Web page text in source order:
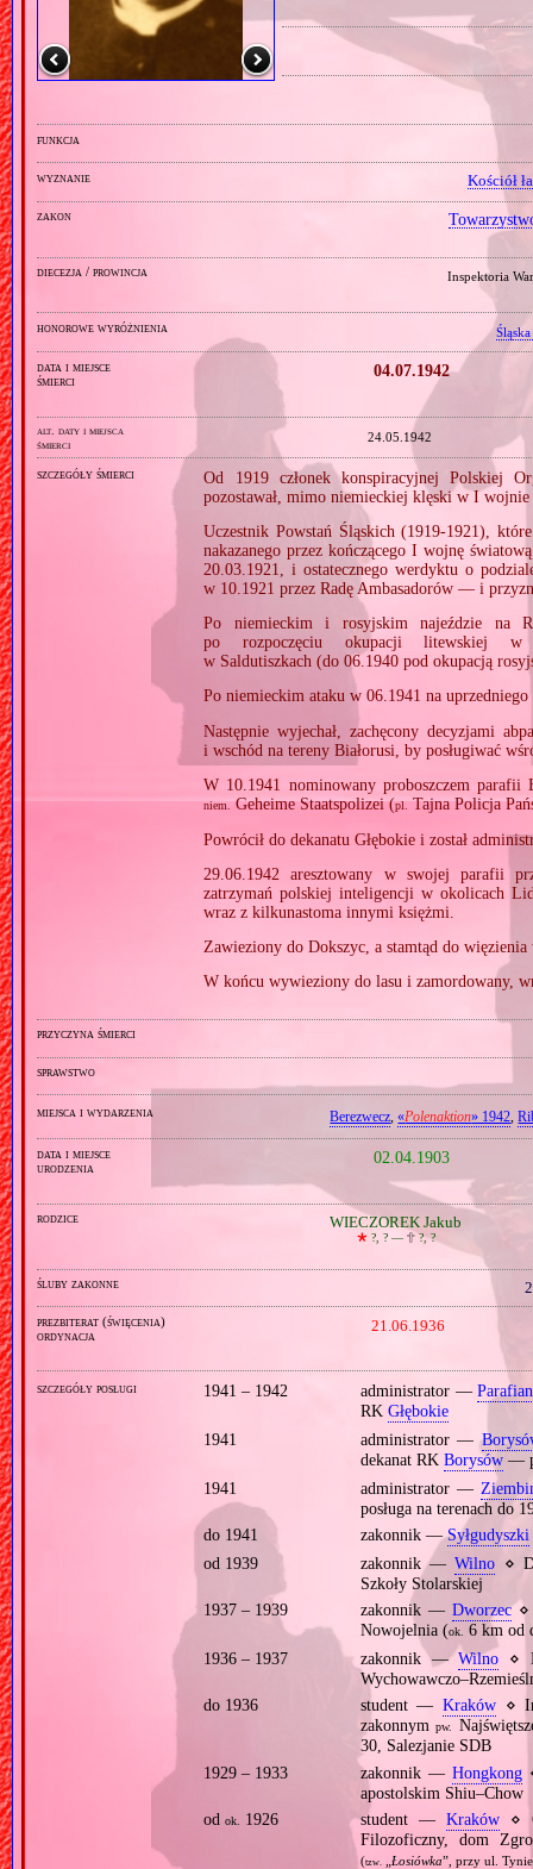
funkcja
wyznanie Kościół
zakon
diecezja / prowincja Inspektoria
honorowe wyróżnienia
data i miejsce
śmierci
04.07.1942
alt. daty i miejsca
śmierci
24.05.1942
szczegóły śmierci
Od 1919 członek konspiracyjnej Polskiej
pozostawał, mimo niemieckiej klęski w I
Uczestnik Powstań Śląskich (1919‐1921),
nakazanego przez kończącego I wojnę
20.03.1921, i ostatecznego werdyktu o
w 10.1921 przez Radę Ambasadorów — i
Po niemieckim i rosyjskim najeździe na
po rozpoczęciu okupacji litewskiej
w Saldutiszkach (do 06.1940 pod okupacją
Po niemieckim ataku w 06.1941 na
Następnie wyjechał, zachęcony decyzjami
i wschód na tereny Białorusi, by posługiwać
W 10.1941 nominowany proboszczem
niem. Geheime Staatspolizei (pl. Tajna Policja
Powrócił do dekanatu Głębokie i został
29.06.1942 aresztowany w swojej parafii
zatrzymań polskiej inteligencji w okolicach
wraz z kilkunastoma innymi księżmi.
Zawieziony do Dokszyc, a stamtąd do więzienia
W końcu wywieziony do lasu i zamordowany,
przyczyna śmierci
sprawstwo
miejsca i wydarzenia Berezwecz ,«Polenaktion» 1942 ,
data i miejsce
urodzenia
02.04.1903
rodzice WIECZOREK Jakub
🞲 ?, ? — 🕆?, ?
śluby zakonne
prezbiterat (święcenia)
ordynacja
21.06.1936
szczegóły posługi 1941 – 1942 administrator —
RK Głębokie
1941
administrator —
dekanat RK Borysów—
1941
administrator —
posługa na terenach do
do 1941
zakonnik —Syłgudyszki
od 1939
zakonnik —Wilno ⋄
Szkoły Stolarskiej
1937 – 1939
zakonnik — Dworzec⋄
Nowojelnia (ok. 6 km od
1936 – 1937
zakonnik —Wilno ⋄
do 1936
student — Kraków⋄
zakonnympw.
30, Salezjanie SDB
1929 – 1933
zakonnik — Hongkong
apostolskim Shiu–Chow
odok. 1926 student — Kraków⋄
Filozoficzny, dom
(tzw.„Łosiówka”, przy ul.